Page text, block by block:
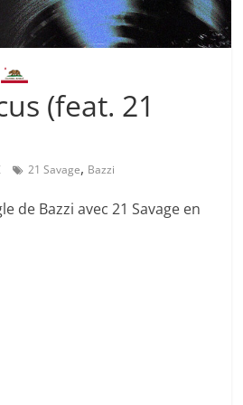
(feat. 21
21 Savage, Bazzi
de Bazzi avec 21 Savage en